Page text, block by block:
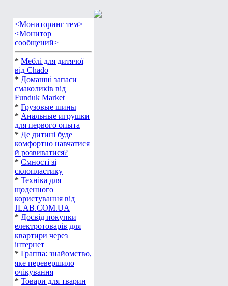
<Мониторинг тем>
<Монитор
сообщений>
* Меблі для дитячої
від Chado
* Домашні запаси
смаколиків від
Funduk Market
* Грузовые шины
* Анальные игрушки
для первого опыта
* Де дитині буде
комфортно навчатися
й розвиватися?
* Ємності зі
склопластику
* Техніка для
щоденного
користування від
JLAB.COM.UA
* Досвід покупки
електротоварів для
квартири через
інтернет
* Граппа: знайомство,
яке перевершило
очікування
* Товари для тварин